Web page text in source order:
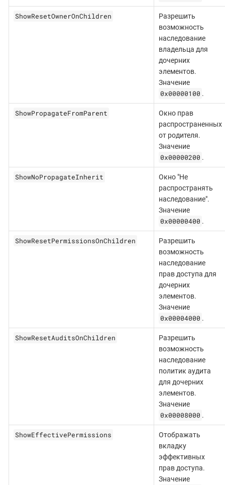
ShowResetOwnerOnChildren
Разрешить
возможность
наследование
владельца для
дочерних
элементов.
Значение
0x00000100 .
ShowPropagateFromParent
Окно прав
распространенных
от родителя.
Значение
0x00000200 .
ShowNoPropagateInherit
Окно "Не
распространять
наследование".
Значение
0x00000400 .
ShowResetPermissionsOnChildren
Разрешить
возможность
наследование
прав доступа для
дочерних
элементов.
Значение
0x00004000 .
ShowResetAuditsOnChildren
Разрешить
возможность
наследование
политик аудита
для дочерних
элементов.
Значение
0x00008000 .
ShowEffectivePermissions
Отображать
вкладку
эффективных
прав доступа.
Значение